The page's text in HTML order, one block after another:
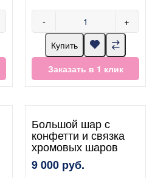
- +
Купить
Заказать в 1 клик
Большой шар с
конфетти и связка
хромовых шаров
9 000 руб.